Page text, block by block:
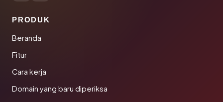
PRODUK
Beranda
Fitur
Cara kerja
Domain yang baru diperiksa